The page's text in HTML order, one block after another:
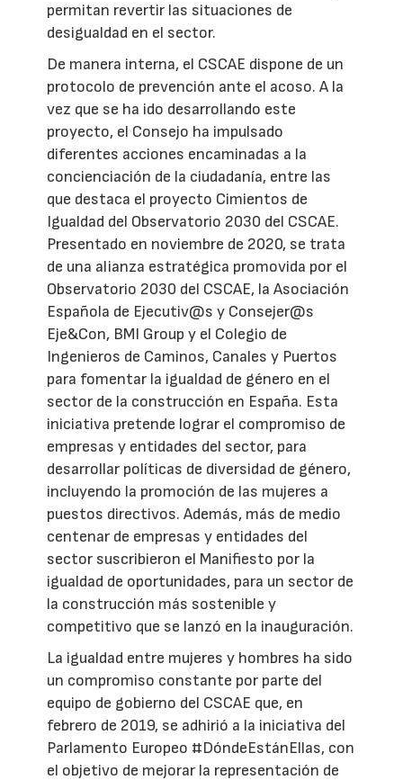
permitan revertir las situaciones de
desigualdad en el sector.
De manera interna, el CSCAE dispone de un
protocolo de prevención ante el acoso. A la
vez que se ha ido desarrollando este
proyecto, el Consejo ha impulsado
diferentes acciones encaminadas a la
concienciación de la ciudadanía, entre las
que destaca el proyecto Cimientos de
Igualdad del Observatorio 2030 del CSCAE.
Presentado en noviembre de 2020, se trata
de una alianza estratégica promovida por el
Observatorio 2030 del CSCAE, la Asociación
Española de Ejecutiv@s y Consejer@s
Eje&Con, BMI Group y el Colegio de
Ingenieros de Caminos, Canales y Puertos
para fomentar la igualdad de género en el
sector de la construcción en España. Esta
iniciativa pretende lograr el compromiso de
empresas y entidades del sector, para
desarrollar políticas de diversidad de género,
incluyendo la promoción de las mujeres a
puestos directivos. Además, más de medio
centenar de empresas y entidades del
sector suscribieron el Manifiesto por la
igualdad de oportunidades, para un sector de
la construcción más sostenible y
competitivo que se lanzó en la inauguración.
La igualdad entre mujeres y hombres ha sido
un compromiso constante por parte del
equipo de gobierno del CSCAE que, en
febrero de 2019, se adhirió a la iniciativa del
Parlamento Europeo #DóndeEstánEllas, con
el objetivo de mejorar la representación de